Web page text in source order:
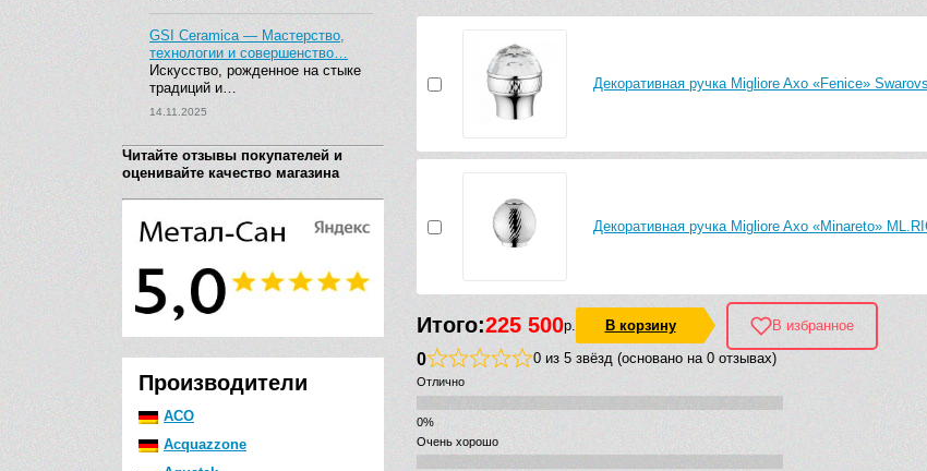
GSI Ceramica — Мастерство,
технологии и совершенство…
Искусство, рожденное на стыке
традиций и…
14.11.2025
Читайте отзывы покупателей и
оценивайте качество магазина
Производители
ACO
Acquazzone
Декоративная ручка Migliore Axo «Fenice»
Декоративная ручка Migliore Axo «Minareto»
Итого:225 500р. В корзину В избранное
0 0 из 5 звёзд (основано на 0 отзывах)
Отлично
Очень хорошо